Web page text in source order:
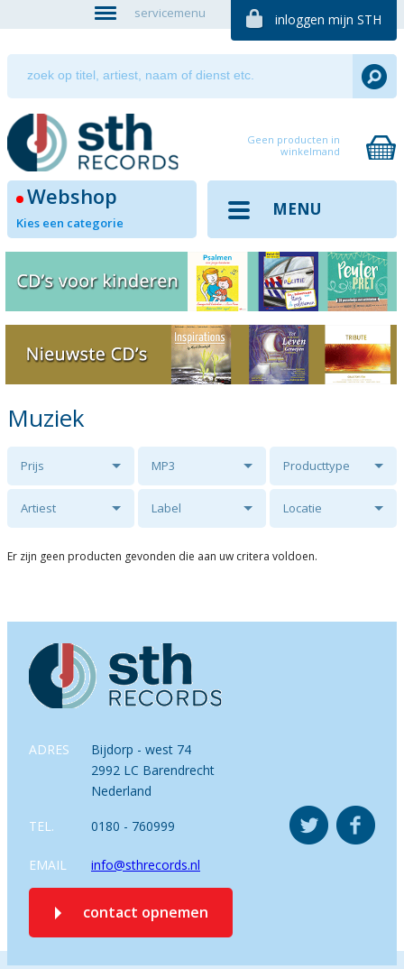
servicemenu inloggen mijn STH
Geen producten in
winkelmand
Webshop
Kies een categorie
MENU
Muziek
Prijs MP3 Producttype
Artiest Label Locatie
Er zijn geen producten gevonden die aan uw critera voldoen.
ADRES
Bijdorp - west 74
2992 LC Barendrecht
Nederland
TEL. 0180 - 760999
EMAIL info@sthrecords.nl
contact opnemen